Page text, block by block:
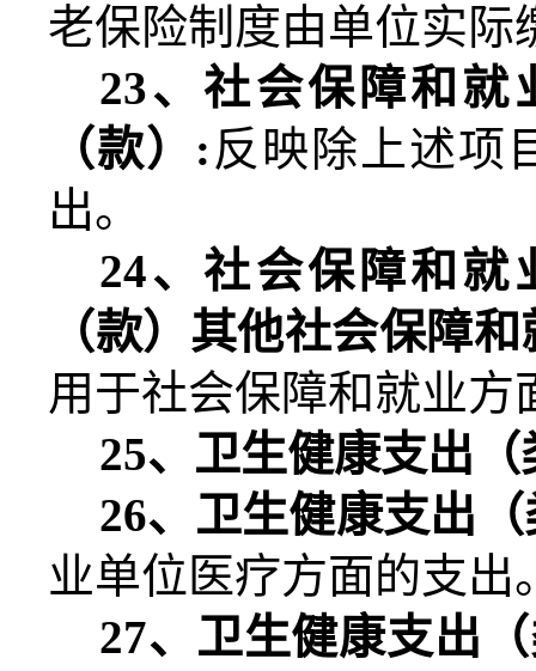
老保险制度由单位实际
23、社会保障和就
（款） : 反映除上述项
出。
24、社会保障和就
（款）其他社会保障
用于社会保障和就业方
25、卫生健康支出（
26、卫生健康支出
业单位医疗方面的支出
27、卫生健康支出